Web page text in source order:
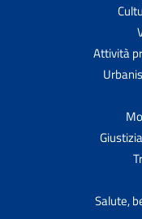
Attività
Salute,